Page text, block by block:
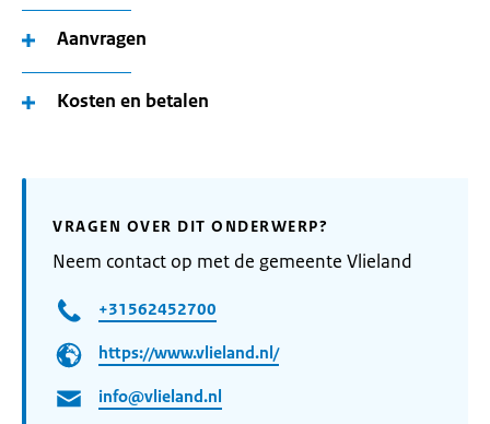
Aanvragen
Kosten en betalen
VRAGEN OVER DIT ONDERWERP?
Neem contact op met de gemeente Vlieland
+31562452700
https://www.vlieland.nl/
info@vlieland.nl